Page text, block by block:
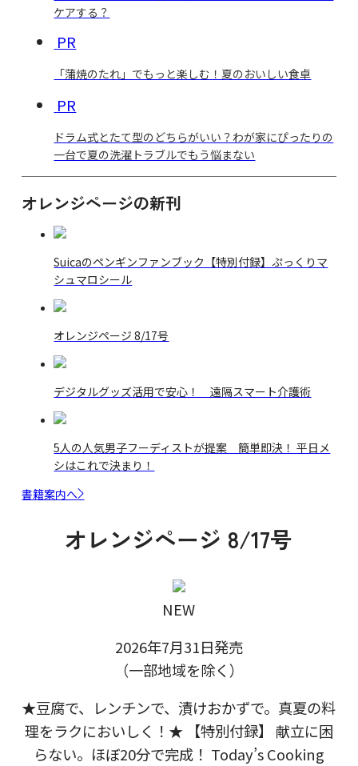
ケアする？
PR
「蒲焼のたれ」でもっと楽しむ！夏のおいしい食卓
PR
ドラム式とたて型のどちらがいい？わが家にぴったりの
一台で夏の洗濯トラブルでもう悩まない
オレンジページの新刊
Suicaのペンギンファンブック【特別付録】ぷっくりマ
シュマロシール
オレンジページ 8/17号
デジタルグッズ活用で安心！ 遠隔スマート介護術
5人の人気男子フーディストが提案 簡単即決！ 平日メ
シはこれで決まり！
書籍案内へ
オレンジページ 8/17号
NEW
2026年7月31日発売
（一部地域を除く）
★豆腐で、レンチンで、漬けおかずで。真夏の料
理をラクにおいしく！★ 【特別付録】 献立に困
らない。ほぼ20分で完成！ Today’s Cooking